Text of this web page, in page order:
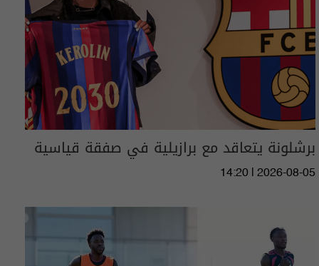
برشلونة يتعاقد مع برازيلية في صفقة قياسية
14:20 | 2026-08-05